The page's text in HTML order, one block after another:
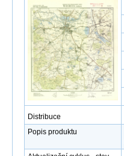
Distribuce
Popis produktu